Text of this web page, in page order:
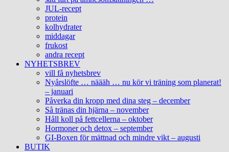
JUL-recept
protein
kolhydrater
middagar
frukost
andra recept
NYHETSBREV
vill få nyhetsbrev
Nyårslöfte … näääh … nu kör vi träning som planerat!
– januari
Påverka din kropp med dina steg – december
Så tränas din hjärna – november
Håll koll på fettcellerna – oktober
Hormoner och detox – september
GI-Boxen för mättnad och mindre vikt – augusti
BUTIK